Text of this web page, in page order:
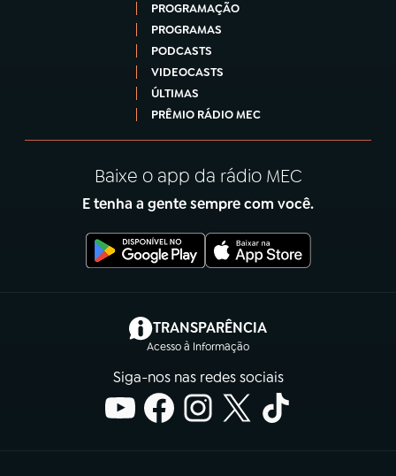
PROGRAMAÇÃO
PROGRAMAS
PODCASTS
VIDEOCASTS
ÚLTIMAS
PRÊMIO RÁDIO MEC
Baixe o app da rádio MEC
E tenha a gente sempre com você.
TRANSPARÊNCIA
Acesso à Informação
(abre em nova aba)
Siga-nos nas redes sociais